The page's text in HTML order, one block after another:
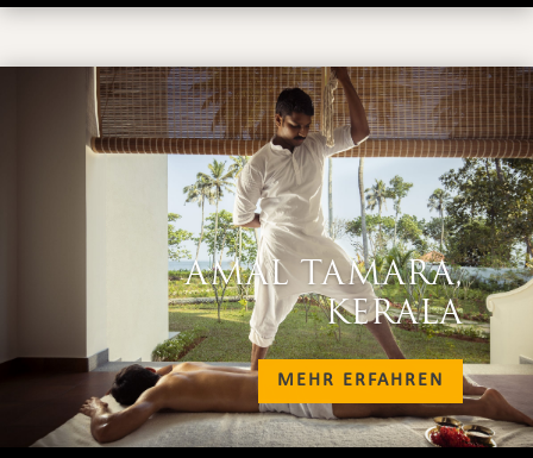
AMAL TAMARA,
KERALA
MEHR ERFAHREN